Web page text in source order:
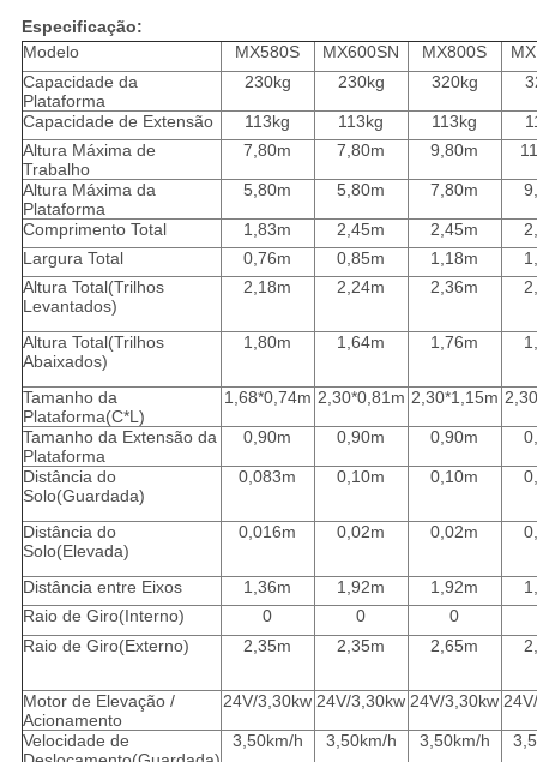
Especificação:
Modelo
MX580S MX600SN MX800S
Capacidade da
Plataforma
230kg 230kg 320kg
Capacidade de Extensão 113kg 113kg 113kg
Altura Máxima de
Trabalho
7,80m 7,80m 9,80m
Altura Máxima da
Plataforma
5,80m 5,80m 7,80m
Comprimento Total 1,83m 2,45m 2,45m
Largura Total
0,76m 0,85m 1,18m
Altura Total(Trilhos
Levantados)
2,18m 2,24m 2,36m
Altura Total(Trilhos
Abaixados)
1,80m 1,64m 1,76m
Tamanho da
Plataforma(C*L)
1,68*0,74m 2,30*0,81m 2,30*1,15m
Tamanho da Extensão da
Plataforma
0,90m 0,90m 0,90m
Distância do
Solo(Guardada)
0,083m 0,10m 0,10m
Distância do
Solo(Elevada)
0,016m 0,02m 0,02m
Distância entre Eixos 1,36m 1,92m 1,92m
Raio de Giro(Interno) 0 0
0
Raio de Giro(Externo) 2,35m 2,35m 2,65m
Motor de Elevação /
Acionamento
24V/3,30kw 24V/3,30kw 24V/3,30kw
Velocidade de
3,50km/h 3,50km/h 3,50km/h